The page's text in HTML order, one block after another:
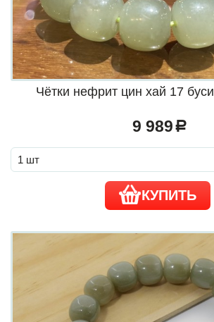
Чётки нефрит цин хай 17
9 989 a
КУПИТЬ